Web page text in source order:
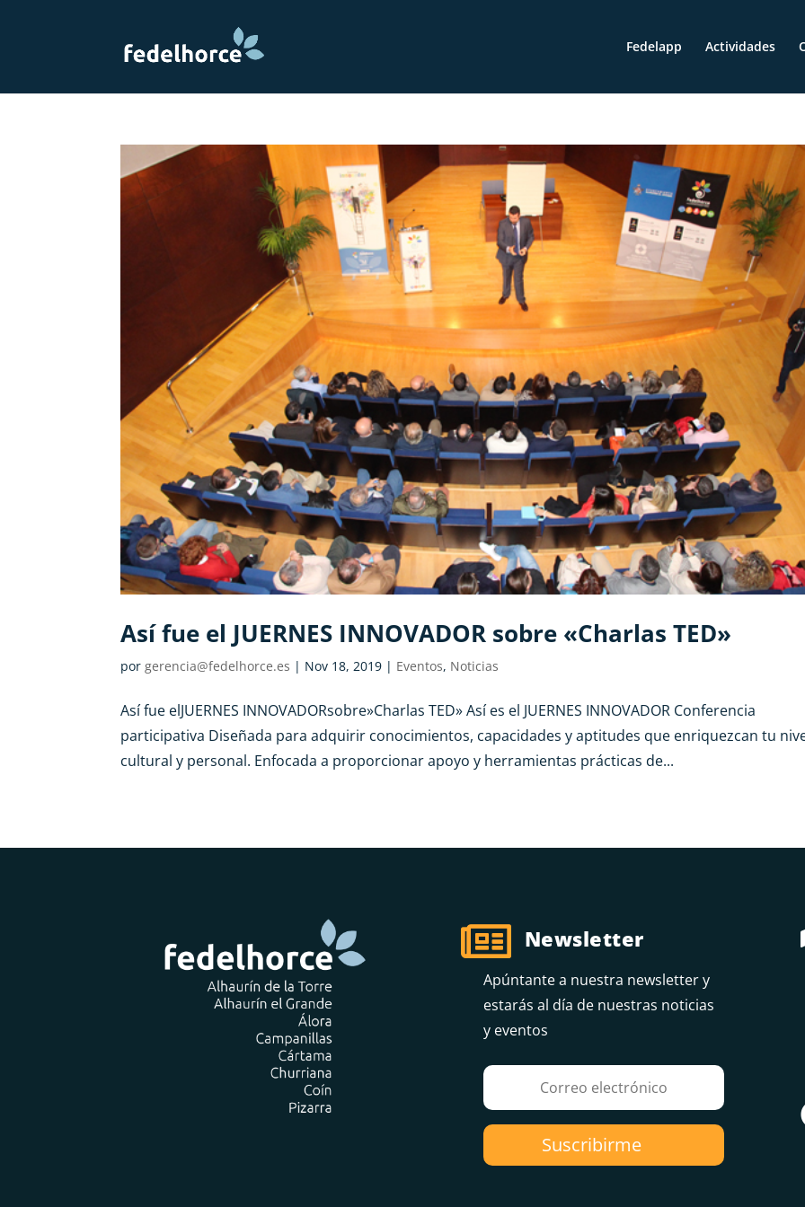
Fedelapp Actividades
Así fue el JUERNES INNOVADOR sobre «Charlas TED»
porgerencia@fedelhorce.es | Nov 18, 2019 | Eventos, Noticias
Así fue elJUERNES INNOVADORsobre»Charlas TED» Así es el JUERNES INNOVADOR Conferencia
participativa Diseñada para adquirir conocimientos, capacidades y aptitudes que enriquezcan tu
cultural y personal. Enfocada a proporcionar apoyo y herramientas prácticas de...
 Newsletter
Apúntante a nuestra newsletter y
estarás al día de nuestras noticias
y eventos
Suscribirme